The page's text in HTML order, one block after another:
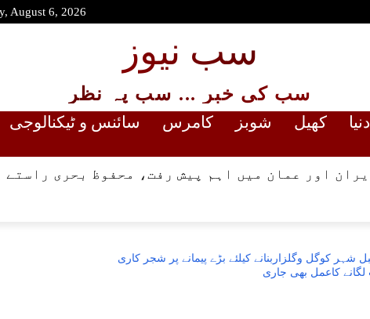
August 6, 2026
سب نیوز
سب کی خبر ... سب پہ نظر
دنیا کھیل شوبز کامرس سائنس و ٹیکنالوجی
اور عمان میں اہم پیش رفت، محفوظ بحری راستے
کوگل وگلزاربنانے کیلئے بڑے پیمانے پر شجر کاری
کاعمل بھی جاری